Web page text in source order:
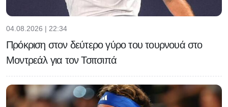
04.08.2026 | 22:34
Πρόκριση στον δεύτερο γύρο του τουρνουά στο
Μοντρεάλ για τον Τσιτσιπά